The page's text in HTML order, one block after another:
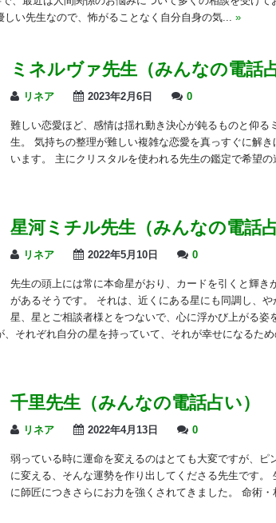
い先生なので、怖がることなく自分自身の気... »
ミネルヴァ先生（みんなの電話
リネア 2023年2月6日 0
難しい恋愛ほど、感情は揺れ動き決心が鈍るものと仰る
生。 気持ちの整理が難しい複雑な恋愛を真っすぐに解き
います。 主にクリスタルを使われる先生の鑑定で希望
星河ミチル先生（みんなの電話
リネア 2022年5月10日 0
先生の頭上には常に本命星がおり、カードを引くと輝き
があるそうです。 それは、近くにある星にも同調し、や
星、星とご相談者様とをつないで、心に浮かび上がる姿
、それぞれ自分の星を持っていて、それが幸せになるた
千里先生（みんなの電話占い）
リネア 2022年4月13日 0
弱っている時に運命を変えるのはとても大変ですが、ピ
に変える、そんな運勢を作り出してくださる先生です。
に師匠につきさらにお力を強くされてきました。 命術